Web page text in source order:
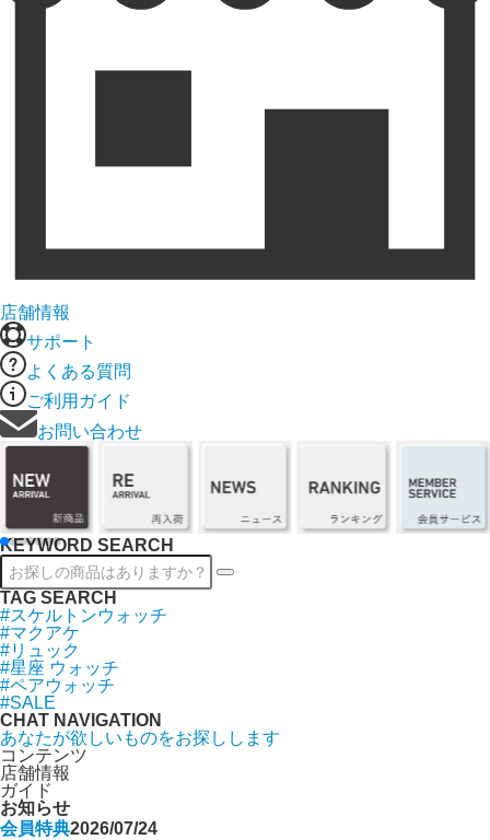
店舗情報
サポート
よくある質問
ご利用ガイド
お問い合わせ
KEYWORD SEARCH
TAG SEARCH
#スケルトンウォッチ
#マクアケ
#リュック
#星座 ウォッチ
#ペアウォッチ
#SALE
CHAT NAVIGATION
あなたが欲しいものをお探しします
コンテンツ
店舗情報
ガイド
お知らせ
会員特典2026/07/24